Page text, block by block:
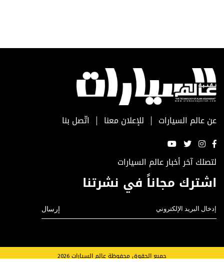
عن عالم السيارات للإعلان معنا اتّصل بنا
لتصلك آخر أخبار عالم السيارات
اشترك مجاناً في نشرتنا
جميع الحقوق محفوظة عالم السيارات 2026